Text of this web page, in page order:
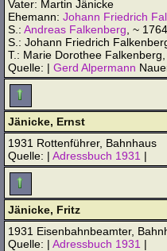
Vater: Martin Jänicke
Ehemann: Johann Friedrich
S.: Andreas Falkenberg , ~ 1764
S.: Johann Friedrich
T.: Marie Dorothee
Quelle: | Gerd Alpermann
Jänicke, Ernst
1931 Rottenführer, Bahnhaus
Quelle: | Adressbuch 1931 |
Jänicke, Fritz
1931 Eisenbahnbeamter,
Quelle: | Adressbuch 1931 |